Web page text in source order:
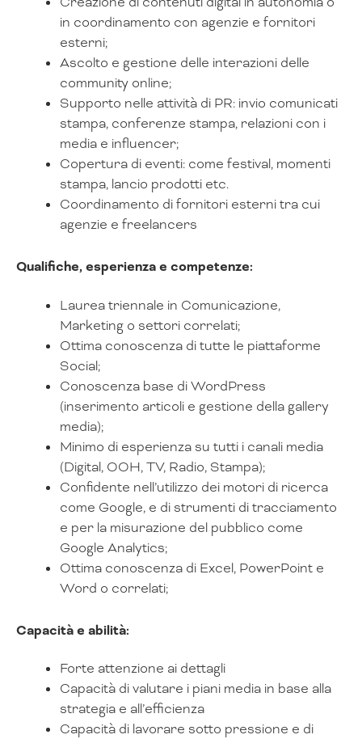
in coordinamento con agenzie e fornitori
esterni;
Ascolto e gestione delle interazioni delle
community online;
Supporto nelle attività di PR: invio comunicati
stampa, conferenze stampa, relazioni con i
media e influencer;
Copertura di eventi: come festival, momenti
stampa, lancio prodotti etc.
Coordinamento di fornitori esterni tra cui
agenzie e freelancers
Qualifiche, esperienza e competenze:
Laurea triennale in Comunicazione,
Marketing o settori correlati;
Ottima conoscenza di tutte le piattaforme
Social;
Conoscenza base di WordPress
(inserimento articoli e gestione della gallery
media);
Minimo di esperienza su tutti i canali media
(Digital, OOH, TV, Radio, Stampa);
Confidente nell’utilizzo dei motori di ricerca
come Google, e di strumenti di tracciamento
e per la misurazione del pubblico come
Google Analytics;
Ottima conoscenza di Excel, PowerPoint e
Word o correlati;
Capacità e abilità:
Forte attenzione ai dettagli
Capacità di valutare i piani media in base alla
strategia e all’efficienza
Capacità di lavorare sotto pressione e di